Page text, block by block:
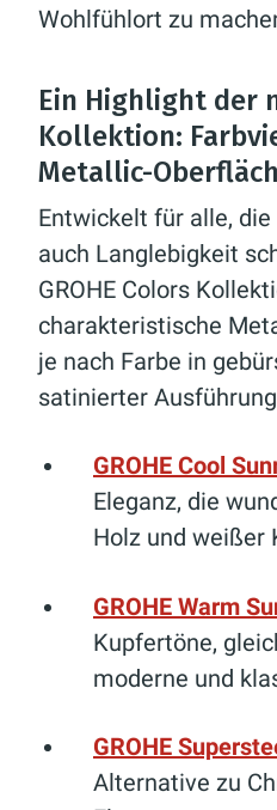
Wohlfühlort zu
Ein Highlight der
Kollektion:
Metallic-
Entwickelt für alle,
auch Langlebigkeit
GROHE Colors
charakteristische
je nach Farbe in
satinierter
GROHE Cool
Eleganz, die
Holz und weißer
GROHE Warm
Kupfertöne,
moderne und
GROHE
Alternative zu